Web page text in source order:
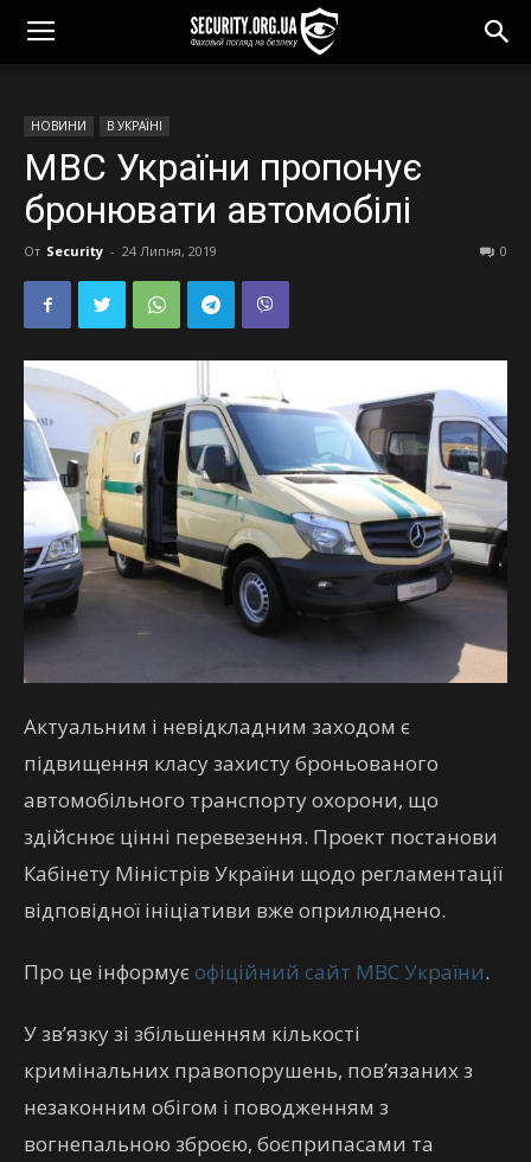
НОВИНИ В УКРАЇНІ
МВС України пропонує
бронювати автомобілі
От Security - 24 Липня, 2019 0
Актуальним і невідкладним заходом є
підвищення класу захисту броньованого
автомобільного транспорту охорони, що
здійснює цінні перевезення. Проект постанови
Кабінету Міністрів України щодо регламентації
відповідної ініціативи вже оприлюднено.
Про це інформуєофіційний сайт МВС України.
У зв’язку зі збільшенням кількості
кримінальних правопорушень, пов’язаних з
незаконним обігом і поводженням з
вогнепальною зброєю, боєприпасами та